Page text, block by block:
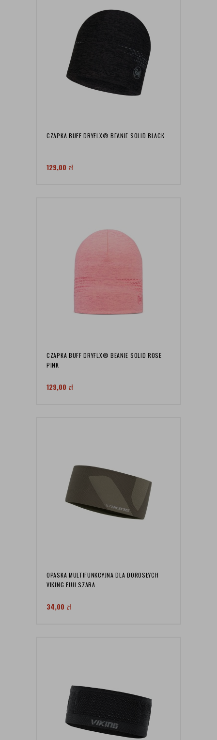
CZAPKA BUFF DRYFLX® BEANIE SOLID BLACK
129,00 zł
CZAPKA BUFF DRYFLX® BEANIE SOLID ROSE
PINK
129,00 zł
OPASKA MULTIFUNKCYJNA DLA DOROSŁYCH
VIKING FUJI SZARA
34,00 zł